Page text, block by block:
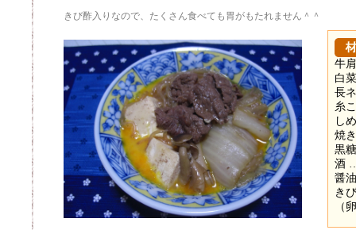
きび酢入りなので、たくさん食べても胃がもたれません＾＾
牛
白
長
糸
し
焼
黒
酒
醤
き
（